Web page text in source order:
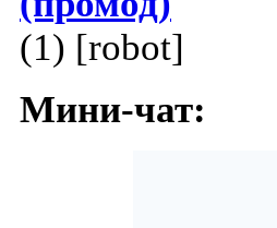
(1) [robot]
Мини-чат: